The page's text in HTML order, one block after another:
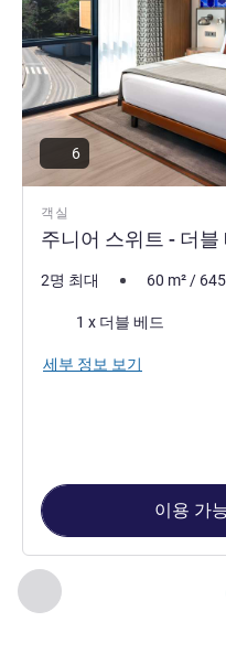
이전 - 객실
4/ 페이지 , 객실 1 : 주니
객실
주니어 스위트 - 더블
6
2명 최대 60 m²/ 645
1 x 더블 베드
세부 정보 보기
이용 가